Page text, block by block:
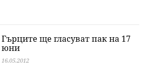
Гърците ще гласуват пак на 17
юни
16.05.2012